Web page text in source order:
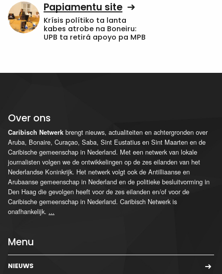
Papiamentu site
Krísis polítiko ta lanta
kabes atrobe na Boneiru:
UPB ta retirá apoyo pa MPB
Over ons
Caribisch Netwerk brengt nieuws, actualiteiten en achtergronden over
Aruba, Bonaire, Curaçao, Saba, Sint Eustatius en Sint Maarten en de
Caribische gemeenschap in Nederland. Met een netwerk van lokale
journalisten volgen we de ontwikkelingen op de zes eilanden van het
Nederlandse Koninkrijk. Het netwerk volgt ook de Antilliaanse en
Arubaanse gemeenschap in Nederland en de politieke besluitvorming in
Den Haag die gevolgen heeft voor de zes eilanden en/of voor de
Caribische gemeenschap in Nederland. Caribisch Netwerk is
onafhankelijk. ...
Menu
NIEUWS